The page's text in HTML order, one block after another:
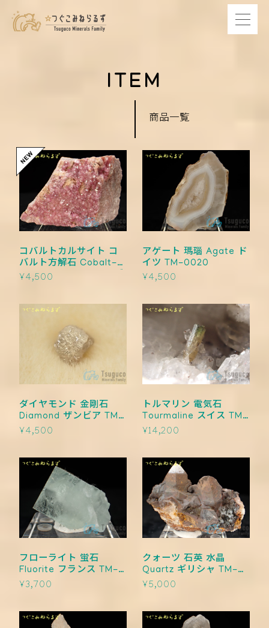
ITEM
商品一覧
コバルトカルサイト コ
バルト方解石 Cobalt-
bearing Calcite コンゴ
¥4,500
アゲート 瑪瑙 Agate ド
イツ TM-0020
¥4,500
ダイヤモンド 金剛石
Diamond ザンビア TM-
0019
¥4,500
トルマリン 電気石
Tourmaline スイス TM-
0018
¥14,200
フローライト 蛍石
Fluorite フランス TM-
0017
¥3,700
クォーツ 石英 水晶
Quartz ギリシャ TM-
0016
¥5,000